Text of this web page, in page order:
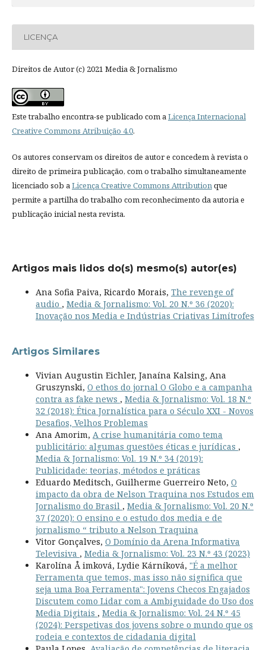
LICENÇA
Direitos de Autor (c) 2021 Media & Jornalismo
Este trabalho encontra-se publicado com aLicença Internacional
Creative Commons Atribuição 4.0.
Os autores conservam os direitos de autor e concedem à revista o
direito de primeira publicação, com o trabalho simultaneamente
licenciado sob aLicença Creative Commons Attributionque
permite a partilha do trabalho com reconhecimento da autoria e
publicação inicial nesta revista.
Artigos mais lidos do(s) mesmo(s) autor(es)
Ana Sofia Paiva, Ricardo Morais, The revenge of
audio , Media & Jornalismo: Vol. 20 N.º 36 (2020):
Inovação nos Media e Indústrias Criativas Limítrofes
Artigos Similares
Vivian Augustin Eichler, Janaína Kalsing, Ana
Gruszynski, O ethos do jornal O Globo e a campanha
contra as fake news , Media & Jornalismo: Vol. 18 N.º
32 (2018): Ética Jornalística para o Século XXI - Novos
Desafios, Velhos Problemas
Ana Amorim, A crise humanitária como tema
publicitário: algumas questões éticas e jurídicas ,
Media & Jornalismo: Vol. 19 N.º 34 (2019):
Publicidade: teorias, métodos e práticas
Eduardo Meditsch, Guilherme Guerreiro Neto, O
impacto da obra de Nelson Traquina nos Estudos em
Jornalismo do Brasil , Media & Jornalismo: Vol. 20 N.º
37 (2020): O ensino e o estudo dos media e de
jornalismo “ tributo a Nelson Traquina
Vitor Gonçalves, O Domínio da Arena Informativa
Televisiva , Media & Jornalismo: Vol. 23 N.º 43 (2023)
Karolína Å imková, Lydie Kárníková, "É a melhor
Ferramenta que temos, mas isso não significa que
seja uma Boa Ferramenta": Jovens Checos Engajados
Discutem como Lidar com a Ambiguidade do Uso dos
Media Digitais , Media & Jornalismo: Vol. 24 N.º 45
(2024): Perspetivas dos jovens sobre o mundo que os
rodeia e contextos de cidadania digital